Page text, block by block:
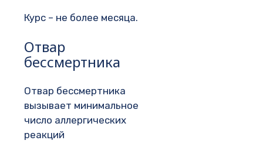
Курс – не более месяца.
Отвар
бессмертника
Отвар бессмертника
вызывает минимальное
число аллергических
реакций